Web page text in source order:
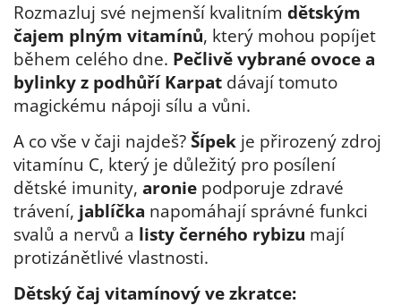
Rozmazluj své nejmenší kvalitním dětským
čajem plným vitamínů, který mohou popíjet
během celého dne. Pečlivě vybrané ovoce a
bylinky z podhůří Karpat dávají tomuto
magickému nápoji sílu a vůni.
A co vše v čaji najdeš? Šípek je přirozený zdroj
vitamínu C, který je důležitý pro posílení
dětské imunity, aronie podporuje zdravé
trávení, jablíčka napomáhají správné funkci
svalů a nervů a listy černého rybizu mají
protizánětlivé vlastnosti.
Dětský čaj vitamínový ve zkratce: